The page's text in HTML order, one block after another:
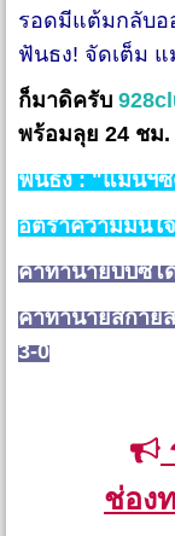
รอดมีแต้มกลับอ
ฟันธง! จัดเต็ม
ก็มาดิครับ
พร้อมลุย 24 ชม.
ฟันธง : "แมนฯซิ
อัตราความมั่นใ
คำทำนายบีบีซีโ
คำทำนายสกาย
3-0
ช่อง